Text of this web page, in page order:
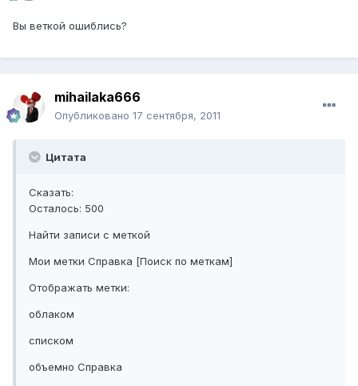
Вы веткой ошиблись?
mihailaka666
Опубликовано 17 сентября, 2011
Цитата
Сказать:
Осталось: 500
Найти записи с меткой
Мои метки Справка [Поиск по меткам]
Отображать метки:
облаком
списком
объемно Справка